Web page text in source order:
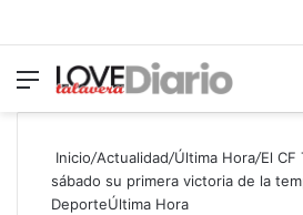
Menú
Inicio/Actualidad/Última Hora/El CF
sábado su primera victoria de la
DeporteÚltima Hora